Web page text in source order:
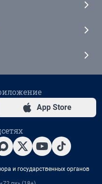
App Store
и государственных органов